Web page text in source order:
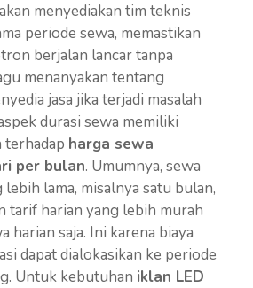
menyediakan tim teknis
periode sewa, memastikan
berjalan lancar tanpa
menanyakan tentang
jasa jika terjadi masalah
durasi sewa memiliki
terhadap harga sewa
per bulan. Umumnya, sewa
lama, misalnya satu bulan,
tarif harian yang lebih murah
harian saja. Ini karena biaya
dapat dialokasikan ke periode
Untuk kebutuhan iklan LED